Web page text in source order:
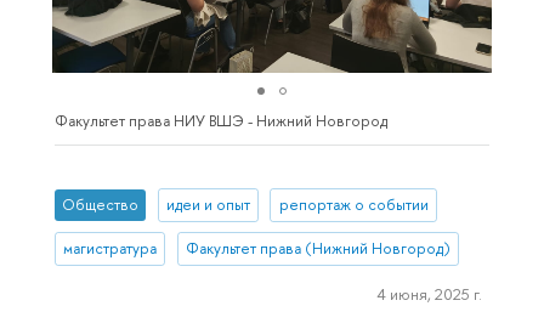
Факультет права НИУ ВШЭ - Нижний Новгород
Общество идеи и опыт репортаж о событии
магистратура Факультет права (Нижний Новгород)
4 июня, 2025 г.